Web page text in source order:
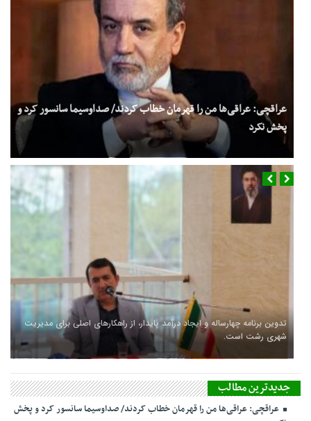
عراقچی: عراقی‌ها من را قهرمان خطاب کردند/ صداوسیما سانسور کرد و
پخش نکرد
تدوین برنامه چهارساله و ایجاد درآمد پایدار، از راهکارهای اصلی برای مدیریت
شهری رشت است.
جدیدترین مطالب
عراقچی: عراقی‌ها من را قهرمان خطاب کردند/ صداوسیما سانسور کرد و پخش